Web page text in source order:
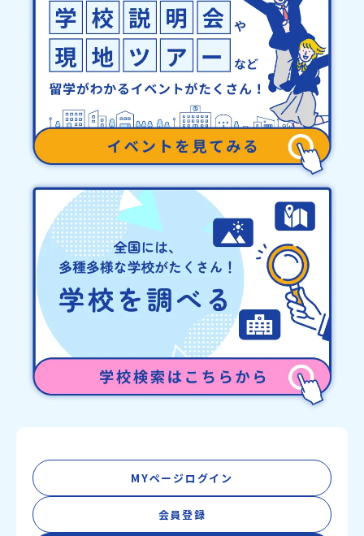
又、最少催行人数に達しなかった場合は、開催日3週間前までに催行
中止の旨をメールにてご連絡いたします。・よくあるご質問その
他、よくあるご質問についてはこちらをご確認ください。運営団体
について＜プログラム主催：一般財団法人地域・教育魅力化プラッ
トフォーム＞「意志ある若者にあふれる持続可能な地域・社会をつ
くる」というビジョンを掲げ、2017年3月に島根県に設立した教育
事業団体です。日本全国約200の高校と連携しながら、中学卒業後に
地域の枠を越えて生徒一人ひとりの夢や価値観に合った地域・学校
で1〜3年間過ごすことができるシステム「地域みらい留学」をはじ
めとした、教育事業や地域活性モデルをつくり続けています。名
称：一般財団法人地域・教育魅力化プラットフォーム設 立：2017
年3月代表者：岩本 悠所在地：〒690-0842 島根県松江市東本町二
丁目25-6 みらいBASE2階 その他所在地公式HP：http://c-
platform.or.jp/お問い合わせ先担当：小川・小原E-mail：
info@miratabi.jp「おためし地域留学体験」のプログラム開催情報
を公式LINEにて配信中！ぜひご登録ください♪地域みらい留学公式
LINE
MYページログイン
会員登録